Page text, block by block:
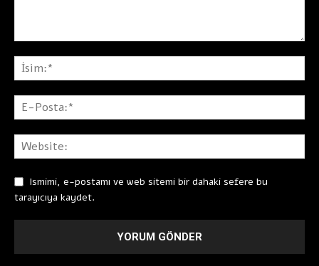
Ismimi, e-postamı ve web sitemi bir dahaki sefere bu
tarayıcıya kaydet.